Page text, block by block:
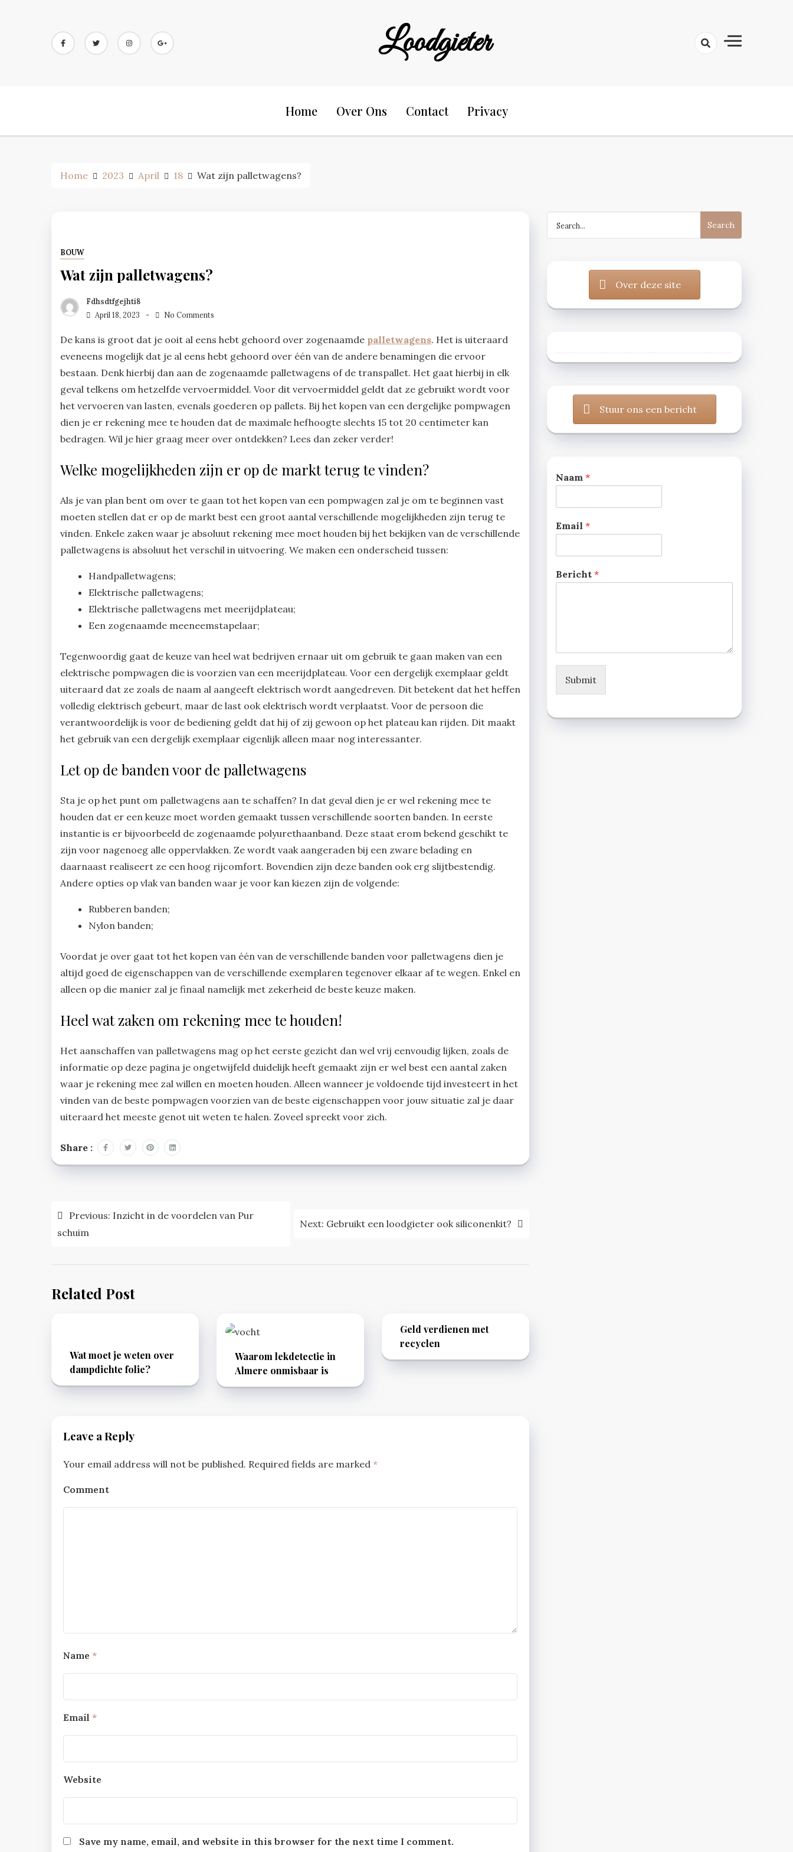
Loodgieter
Home Over Ons Contact Privacy
Home 2023 April 18 Wat zijn palletwagens?
BOUW
Wat zijn palletwagens?
Fdhsdtfgejhti8
April 18, 2023
No Comments
De kans is groot dat je ooit al eens hebt gehoord over zogenaamde palletwagens. Het is uiteraard
eveneens mogelijk dat je al eens hebt gehoord over één van de andere benamingen die ervoor
bestaan. Denk hierbij dan aan de zogenaamde palletwagens of de transpallet. Het gaat hierbij in elk
geval telkens om hetzelfde vervoermiddel. Voor dit vervoermiddel geldt dat ze gebruikt wordt voor
het vervoeren van lasten, evenals goederen op pallets. Bij het kopen van een dergelijke pompwagen
dien je er rekening mee te houden dat de maximale hefhoogte slechts 15 tot 20 centimeter kan
bedragen. Wil je hier graag meer over ontdekken? Lees dan zeker verder!
Welke mogelijkheden zijn er op de markt terug te vinden?
Als je van plan bent om over te gaan tot het kopen van een pompwagen zal je om te beginnen vast
moeten stellen dat er op de markt best een groot aantal verschillende mogelijkheden zijn terug te
vinden. Enkele zaken waar je absoluut rekening mee moet houden bij het bekijken van de verschillende
palletwagens is absoluut het verschil in uitvoering. We maken een onderscheid tussen:
Handpalletwagens;
Elektrische palletwagens;
Elektrische palletwagens met meerijdplateau;
Een zogenaamde meeneemstapelaar;
Tegenwoordig gaat de keuze van heel wat bedrijven ernaar uit om gebruik te gaan maken van een
elektrische pompwagen die is voorzien van een meerijdplateau. Voor een dergelijk exemplaar geldt
uiteraard dat ze zoals de naam al aangeeft elektrisch wordt aangedreven. Dit betekent dat het heffen
volledig elektrisch gebeurt, maar de last ook elektrisch wordt verplaatst. Voor de persoon die
verantwoordelijk is voor de bediening geldt dat hij of zij gewoon op het plateau kan rijden. Dit maakt
het gebruik van een dergelijk exemplaar eigenlijk alleen maar nog interessanter.
Let op de banden voor de palletwagens
Sta je op het punt om palletwagens aan te schaffen? In dat geval dien je er wel rekening mee te
houden dat er een keuze moet worden gemaakt tussen verschillende soorten banden. In eerste
instantie is er bijvoorbeeld de zogenaamde polyurethaanband. Deze staat erom bekend geschikt te
zijn voor nagenoeg alle oppervlakken. Ze wordt vaak aangeraden bij een zware belading en
daarnaast realiseert ze een hoog rijcomfort. Bovendien zijn deze banden ook erg slijtbestendig.
Andere opties op vlak van banden waar je voor kan kiezen zijn de volgende:
Rubberen banden;
Nylon banden;
Voordat je over gaat tot het kopen van één van de verschillende banden voor palletwagens dien je
altijd goed de eigenschappen van de verschillende exemplaren tegenover elkaar af te wegen. Enkel en
alleen op die manier zal je finaal namelijk met zekerheid de beste keuze maken.
Heel wat zaken om rekening mee te houden!
Het aanschaffen van palletwagens mag op het eerste gezicht dan wel vrij eenvoudig lijken, zoals de
informatie op deze pagina je ongetwijfeld duidelijk heeft gemaakt zijn er wel best een aantal zaken
waar je rekening mee zal willen en moeten houden. Alleen wanneer je voldoende tijd investeert in het
vinden van de beste pompwagen voorzien van de beste eigenschappen voor jouw situatie zal je daar
uiteraard het meeste genot uit weten te halen. Zoveel spreekt voor zich.
Share :
Post
navigation
Previous: Inzicht in de voordelen van Pur
schuim
Next: Gebruikt een loodgieter ook siliconenkit?
Related Post
Wat moet je weten over
dampdichte folie?
Waarom lekdetectie in
Almere onmisbaar is
Geld verdienen met
recyclen
Leave a Reply
Your email address will not be published. Required fields are marked *
Comment
Name *
Email *
Website
Save my name, email, and website in this browser for the next time I comment.
for:
Over deze site
Stuur ons een bericht
Naam *
Email *
Bericht *
Submit